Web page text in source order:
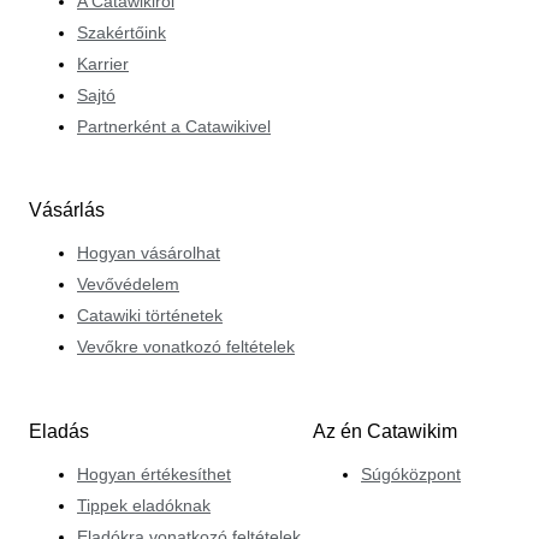
hogy tételeit megfelelő numizmatikai sorrendbe helyezi.
Szakértőink
Karrier
Sajtó
Partnerként a Catawikivel
Vásárlás
Hogyan vásárolhat
Vevővédelem
Catawiki történetek
Vevőkre vonatkozó feltételek
Eladás
Hogyan értékesíthet
Tippek eladóknak
Az én Catawikim
Súgóközpont